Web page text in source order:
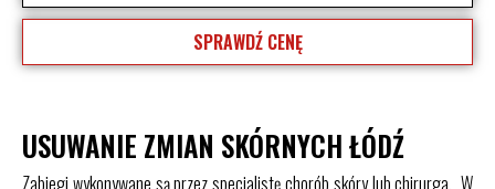
SPRAWDŹ CENĘ
USUWANIE ZMIAN SKÓRNYCH ŁÓDŹ